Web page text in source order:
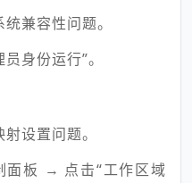
兼容性问题。
身份运行”。
设置问题。
面板 → 点击“工作区域